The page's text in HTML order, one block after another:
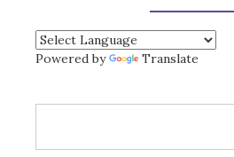
Powered by Translate